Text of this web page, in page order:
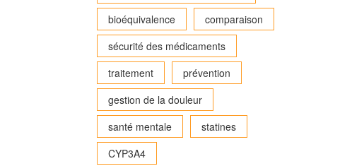
bioéquivalence
comparaison
sécurité des médicaments
traitement
prévention
gestion de la douleur
santé mentale
statines
CYP3A4